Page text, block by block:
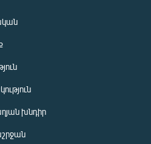
խնդիր